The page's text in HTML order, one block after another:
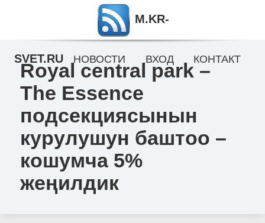
Royal central park –
The Essence
подсекциясынын
курулушун баштоо –
кошумча 5%
жеңилдик
M.KR-
SVET.RU НОВОСТИ ВХОД КОНТАКТ